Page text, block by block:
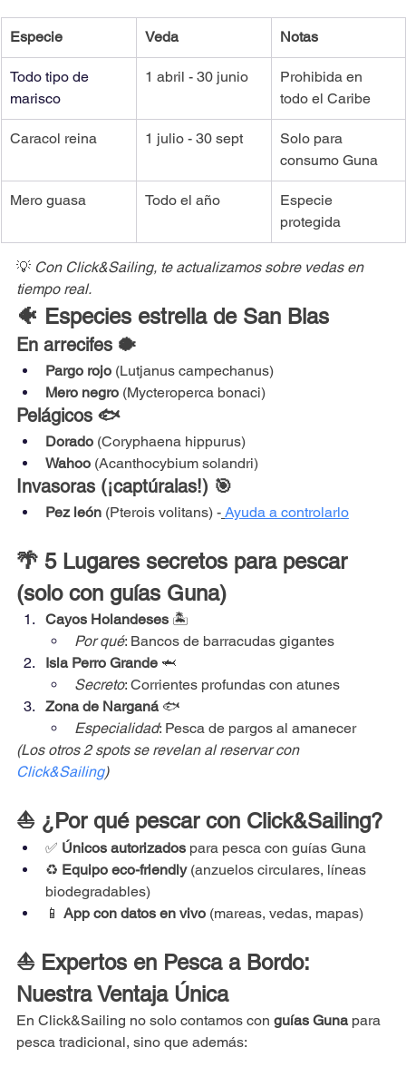
Especie Veda Notas
Todo tipo de
marisco
1 abril - 30 junio
Prohibida en
todo el Caribe
Caracol reina 1 julio - 30 sept
Solo para
consumo Guna
Mero guasa Todo el año
Especie
protegida
💡 Con Click&Sailing, te actualizamos sobre vedas en
tiempo real.
🐠 Especies estrella de San Blas
En arrecifes 🐡
Pargo rojo (Lutjanus campechanus)
Mero negro (Mycteroperca bonaci)
Pelágicos 🐟
Dorado (Coryphaena hippurus)
Wahoo (Acanthocybium solandri)
Invasoras (¡captúralas!) 🎯
Pez león (Pterois volitans) - Ayuda a controlarlo
🌴 5 Lugares secretos para pescar
(solo con guías Guna)
Cayos Holandeses 🏝️
Por qué: Bancos de barracudas gigantes
Isla Perro Grande 🦈
Secreto: Corrientes profundas con atunes
Zona de Narganá 🐟
Especialidad: Pesca de pargos al amanecer
(Los otros 2 spots se revelan al reservar con
Click&Sailing)
⛵ ¿Por qué pescar con Click&Sailing?
✅ Únicos autorizados para pesca con guías Guna
♻️ Equipo eco-friendly (anzuelos circulares, líneas
biodegradables)
📱 App con datos en vivo (mareas, vedas, mapas)
⛵ Expertos en Pesca a Bordo:
Nuestra Ventaja Única
En Click&Sailing no solo contamos con guías Guna para
pesca tradicional, sino que además: